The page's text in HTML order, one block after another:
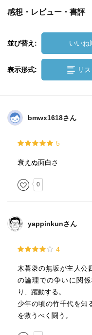
感想・レビュー・書評
並び替え: いいね
表示形式: リス
bmwx1618さん
5
衰えぬ面白さ
0
yappinkunさん
4
木暮衆の無坂が主人公
の論理での争いに関
り、躍動する。
少年の頃の竹千代を知
を救うべく闘う。